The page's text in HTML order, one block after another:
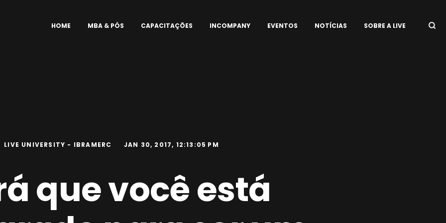
HOME MBA & PÓS CAPACITAÇÕES INCOMPANY EVENTOS NOTÍCIAS SOBRE A LIVE
LIVE UNIVERSITY - IBRAMERC JAN 30, 2017, 12:13:05 PM
que você está